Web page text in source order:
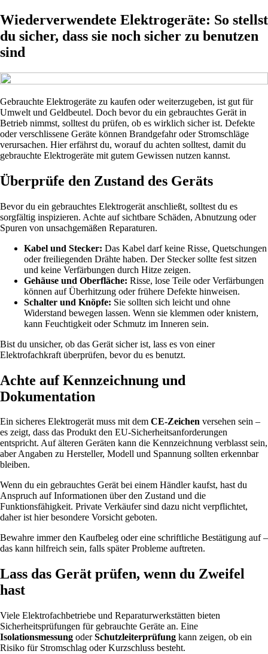
Wiederverwendete Elektrogeräte: So stellst
du sicher, dass sie noch sicher zu benutzen
sind
Gebrauchte Elektrogeräte zu kaufen oder weiterzugeben, ist gut für
Umwelt und Geldbeutel. Doch bevor du ein gebrauchtes Gerät in
Betrieb nimmst, solltest du prüfen, ob es wirklich sicher ist. Defekte
oder verschlissene Geräte können Brandgefahr oder Stromschläge
verursachen. Hier erfährst du, worauf du achten solltest, damit du
gebrauchte Elektrogeräte mit gutem Gewissen nutzen kannst.
Überprüfe den Zustand des Geräts
Bevor du ein gebrauchtes Elektrogerät anschließt, solltest du es
sorgfältig inspizieren. Achte auf sichtbare Schäden, Abnutzung oder
Spuren von unsachgemäßen Reparaturen.
Kabel und Stecker: Das Kabel darf keine Risse, Quetschungen
oder freiliegenden Drähte haben. Der Stecker sollte fest sitzen
und keine Verfärbungen durch Hitze zeigen.
Gehäuse und Oberfläche: Risse, lose Teile oder Verfärbungen
können auf Überhitzung oder frühere Defekte hinweisen.
Schalter und Knöpfe: Sie sollten sich leicht und ohne
Widerstand bewegen lassen. Wenn sie klemmen oder knistern,
kann Feuchtigkeit oder Schmutz im Inneren sein.
Bist du unsicher, ob das Gerät sicher ist, lass es von einer
Elektrofachkraft überprüfen, bevor du es benutzt.
Achte auf Kennzeichnung und
Dokumentation
Ein sicheres Elektrogerät muss mit dem CE-Zeichen versehen sein –
es zeigt, dass das Produkt den EU-Sicherheitsanforderungen
entspricht. Auf älteren Geräten kann die Kennzeichnung verblasst sein,
aber Angaben zu Hersteller, Modell und Spannung sollten erkennbar
bleiben.
Wenn du ein gebrauchtes Gerät bei einem Händler kaufst, hast du
Anspruch auf Informationen über den Zustand und die
Funktionsfähigkeit. Private Verkäufer sind dazu nicht verpflichtet,
daher ist hier besondere Vorsicht geboten.
Bewahre immer den Kaufbeleg oder eine schriftliche Bestätigung auf –
das kann hilfreich sein, falls später Probleme auftreten.
Lass das Gerät prüfen, wenn du Zweifel
hast
Viele Elektrofachbetriebe und Reparaturwerkstätten bieten
Sicherheitsprüfungen für gebrauchte Geräte an. Eine
Isolationsmessung oderSchutzleiterprüfung kann zeigen, ob ein
Risiko für Stromschlag oder Kurzschluss besteht.